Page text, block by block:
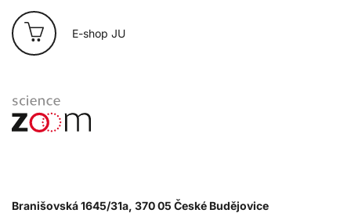
E-shop JU
Branišovská 1645/31a, 370 05 České Budějovice